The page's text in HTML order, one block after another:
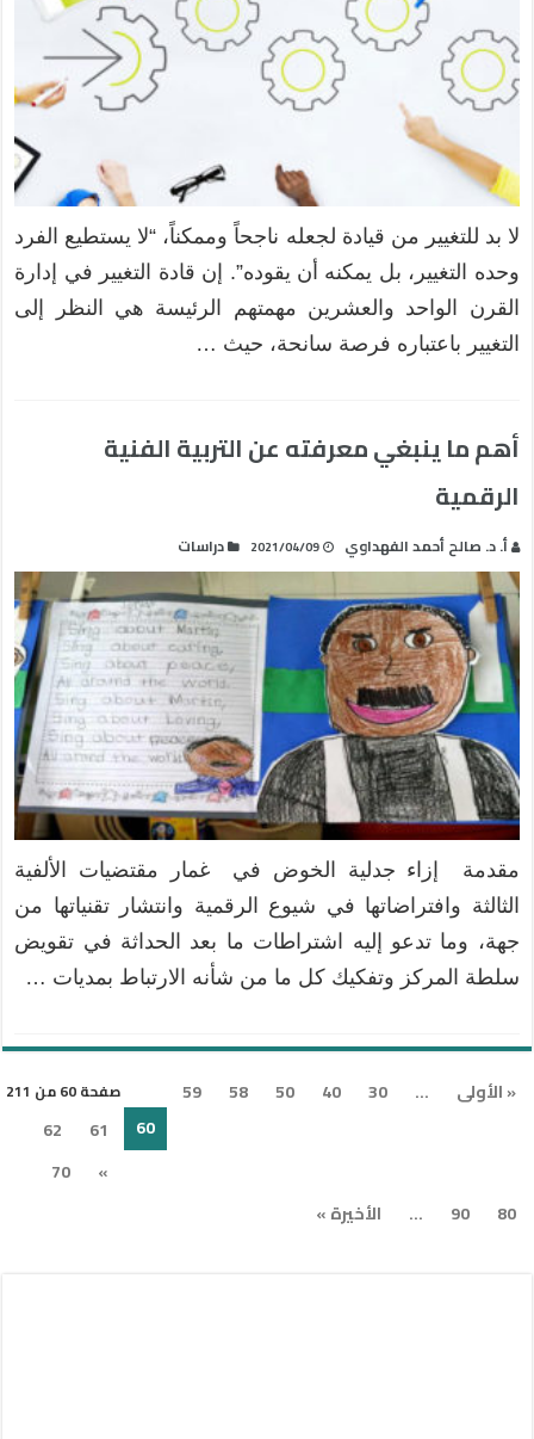
لا بد للتغيير من قيادة لجعله ناجحاً وممكناً، “لا يستطيع الفرد
وحده التغيير، بل يمكنه أن يقوده”. إن قادة التغيير في إدارة
القرن الواحد والعشرين مهمتهم الرئيسة هي النظر إلى
التغيير باعتباره فرصة سانحة، حيث …
أهم ما ينبغي معرفته عن التربية الفنية
الرقمية
أ. د. صالح أحمد الفهداوي 2021/04/09 دراسات
مقدمة إزاء جدلية الخوض في غمار مقتضيات الألفية
الثالثة وافتراضاتها في شيوع الرقمية وانتشار تقنياتها من
جهة، وما تدعو إليه اشتراطات ما بعد الحداثة في تقويض
سلطة المركز وتفكيك كل ما من شأنه الارتباط بمديات …
صفحة 60 من 211 « الأولى ...
30
40
50
58
59
60
61
62
»
70
80
90
... الأخيرة »